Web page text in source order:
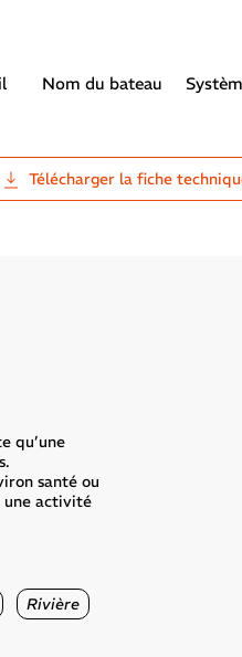
Nom du bateau
Télécharger la fiche
qu’une
santé ou
une activité
Rivière